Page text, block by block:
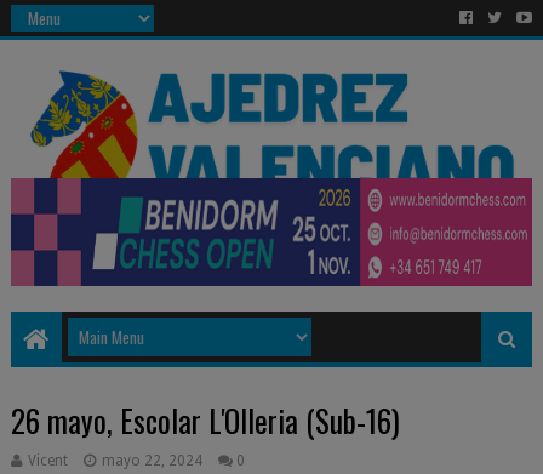
26 mayo, Escolar L'Olleria (Sub-16)
Vicent mayo 22, 2024 0